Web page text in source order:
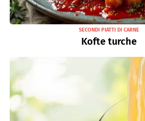
SECONDI PIATTI DI CARNE
Kofte turche